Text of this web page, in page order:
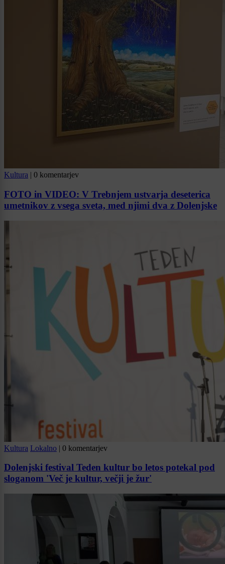
Kultura | 0 komentarjev
FOTO in VIDEO: V Trebnjem ustvarja deseterica
umetnikov z vsega sveta, med njimi dva z Dolenjske
Kultura Lokalno | 0 komentarjev
Dolenjski festival Teden kultur bo letos potekal pod
sloganom 'Več je kultur, večji je žur'